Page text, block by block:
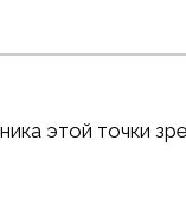
этой точки